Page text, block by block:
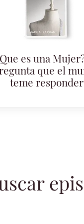
es una
que el
teme responder